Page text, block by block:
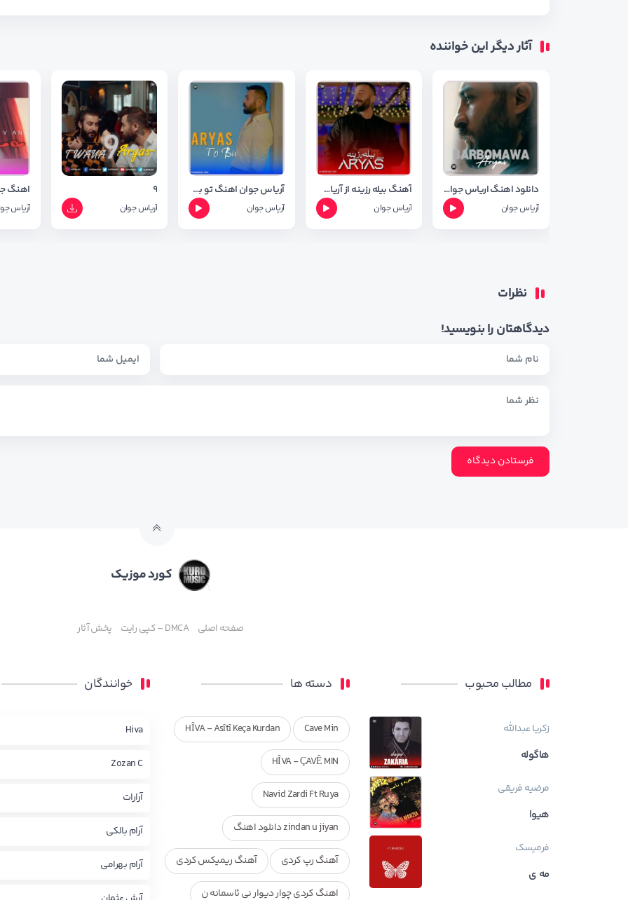
آثار دیگر این خواننده
دانلود اهنگ اریاس جوان به نام به ر بوومه وه + شعر اهنگ
آریاس جوان
آهنگ بیله رزینه از آریاس جوان + متن آهنگ
آریاس جوان
آریاس جوان اهنگ تو بوی + متن آهنگ
آریاس جوان
۹
آریاس جوان آریاس
نظرات
دیدگاهتان را بنویسید!
کورد موزیک
صفحه اصلی DMCA – کپی رایت پخش آثار
مطالب محبوب
زکریا عبدالله
هاگوله
مرضیه فریقی
هیوا
فرمیسک
مه ی
دسته ها
Cave Min
HÎVA - Asîtî Keça Kurdan
HÎVA - ÇAVÊ MIN
Navid Zardi Ft Ruya
zindan u jiyan دانلود اهنگ
آهنگ رپ کردی آهنگ ریمیکس کردی
اهنگ کردی چوار دیوار نی ئاسمانه ن
خوانندگان
Hiva
Zozan C
آرارات
آرام بالکی
آرام بهرامی